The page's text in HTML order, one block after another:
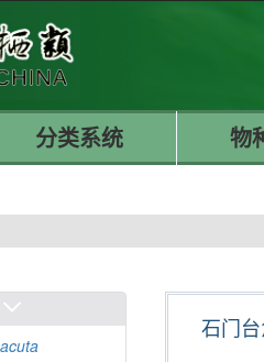
分类系统 物
acuta
石门